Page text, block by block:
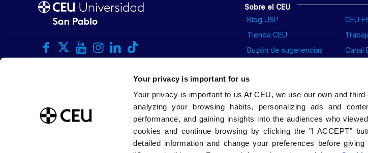
Your privacy is important for us
Your privacy is important to us At CEU, we use our own and
analyzing your browsing habits, personalizing ads and
performance, and gaining insights into the audiences who
cookies and continue browsing by clicking the "I ACCEPT"
detailed information and change your preferences before
Sobre el CEU
Blog USP
CEU
Tienda CEU
Buzón de sugerencias
Canal